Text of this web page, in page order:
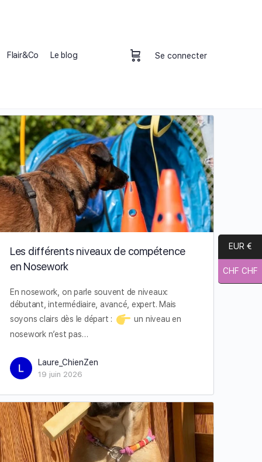
Flair&Co Le blog Se connecter
Les différents niveaux de compétence
en Nosework
En nosework, on parle souvent de niveaux:
débutant, intermédiaire, avancé, expert. Mais
soyons clairs dès le départ :
un niveau en
nosework n’est pas…
Laure_ChienZen
19 juin 2026
EUR €
CHF CHF